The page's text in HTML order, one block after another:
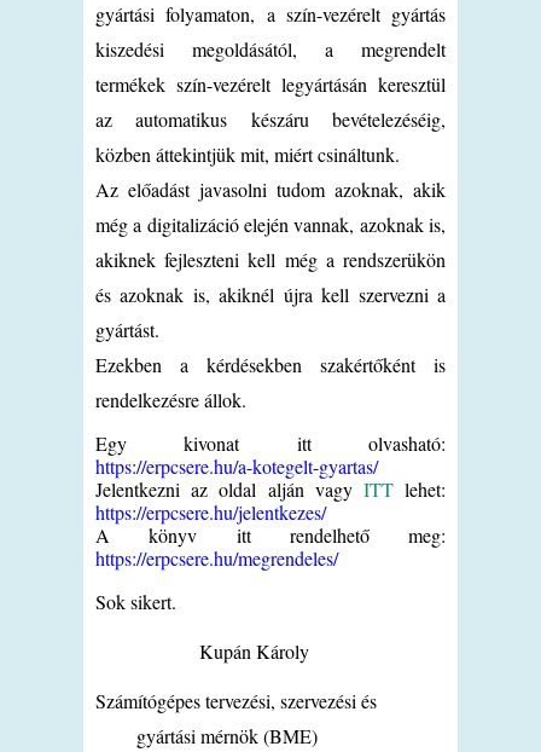
gyártási folyamaton, a szín-vezérelt gyártás
kiszedési megoldásától, a megrendelt
termékek szín-vezérelt legyártásán keresztül
az automatikus készáru bevételezéséig,
közben áttekintjük mit, miért csináltunk.
Az előadást javasolni tudom azoknak, akik
még a digitalizáció elején vannak, azoknak is,
akiknek fejleszteni kell még a rendszerükön
és azoknak is, akiknél újra kell szervezni a
gyártást.
Ezekben a kérdésekben szakértőként is
rendelkezésre állok.
Egy kivonat itt olvasható:
https://erpcsere.hu/a-kotegelt-gyartas/
Jelentkezni az oldal alján vagy ITTlehet:
https://erpcsere.hu/jelentkezes/
A könyv itt rendelhető meg:
https://erpcsere.hu/megrendeles/
Sok sikert.
Kupán Károly
Számítógépes tervezési, szervezési és
gyártási mérnök (BME)